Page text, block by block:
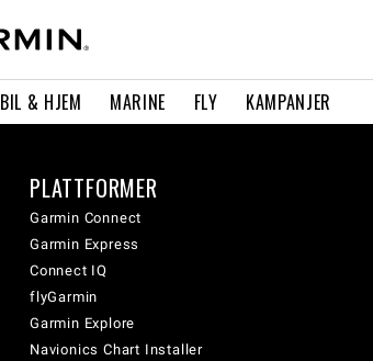
BIL & HJEM MARINE FLY KAMPANJER
PLATTFORMER
Garmin Connect
Garmin Express
Connect IQ
flyGarmin
Garmin Explore
Navionics Chart Installer